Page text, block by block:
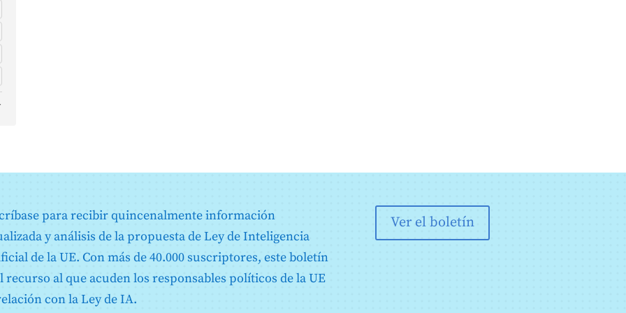
para recibir quincenalmente información
y análisis de la propuesta de Ley de Inteligencia
de la UE. Con más de 40.000 suscriptores, este boletín
recurso al que acuden los responsables políticos de la UE
con la Ley de IA.
Ver el boletín